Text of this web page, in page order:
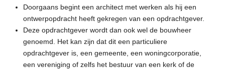
Doorgaans begint een architect met werken als hij een
ontwerpopdracht heeft gekregen van een opdrachtgever.
Deze opdrachtgever wordt dan ook wel de bouwheer
genoemd. Het kan zijn dat dit een particuliere
opdrachtgever is, een gemeente, een woningcorporatie,
een vereniging of zelfs het bestuur van een kerk of de